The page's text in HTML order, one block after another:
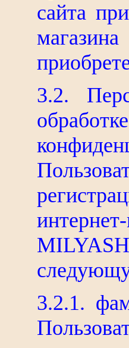
сайта
3.2.
3.2.1.